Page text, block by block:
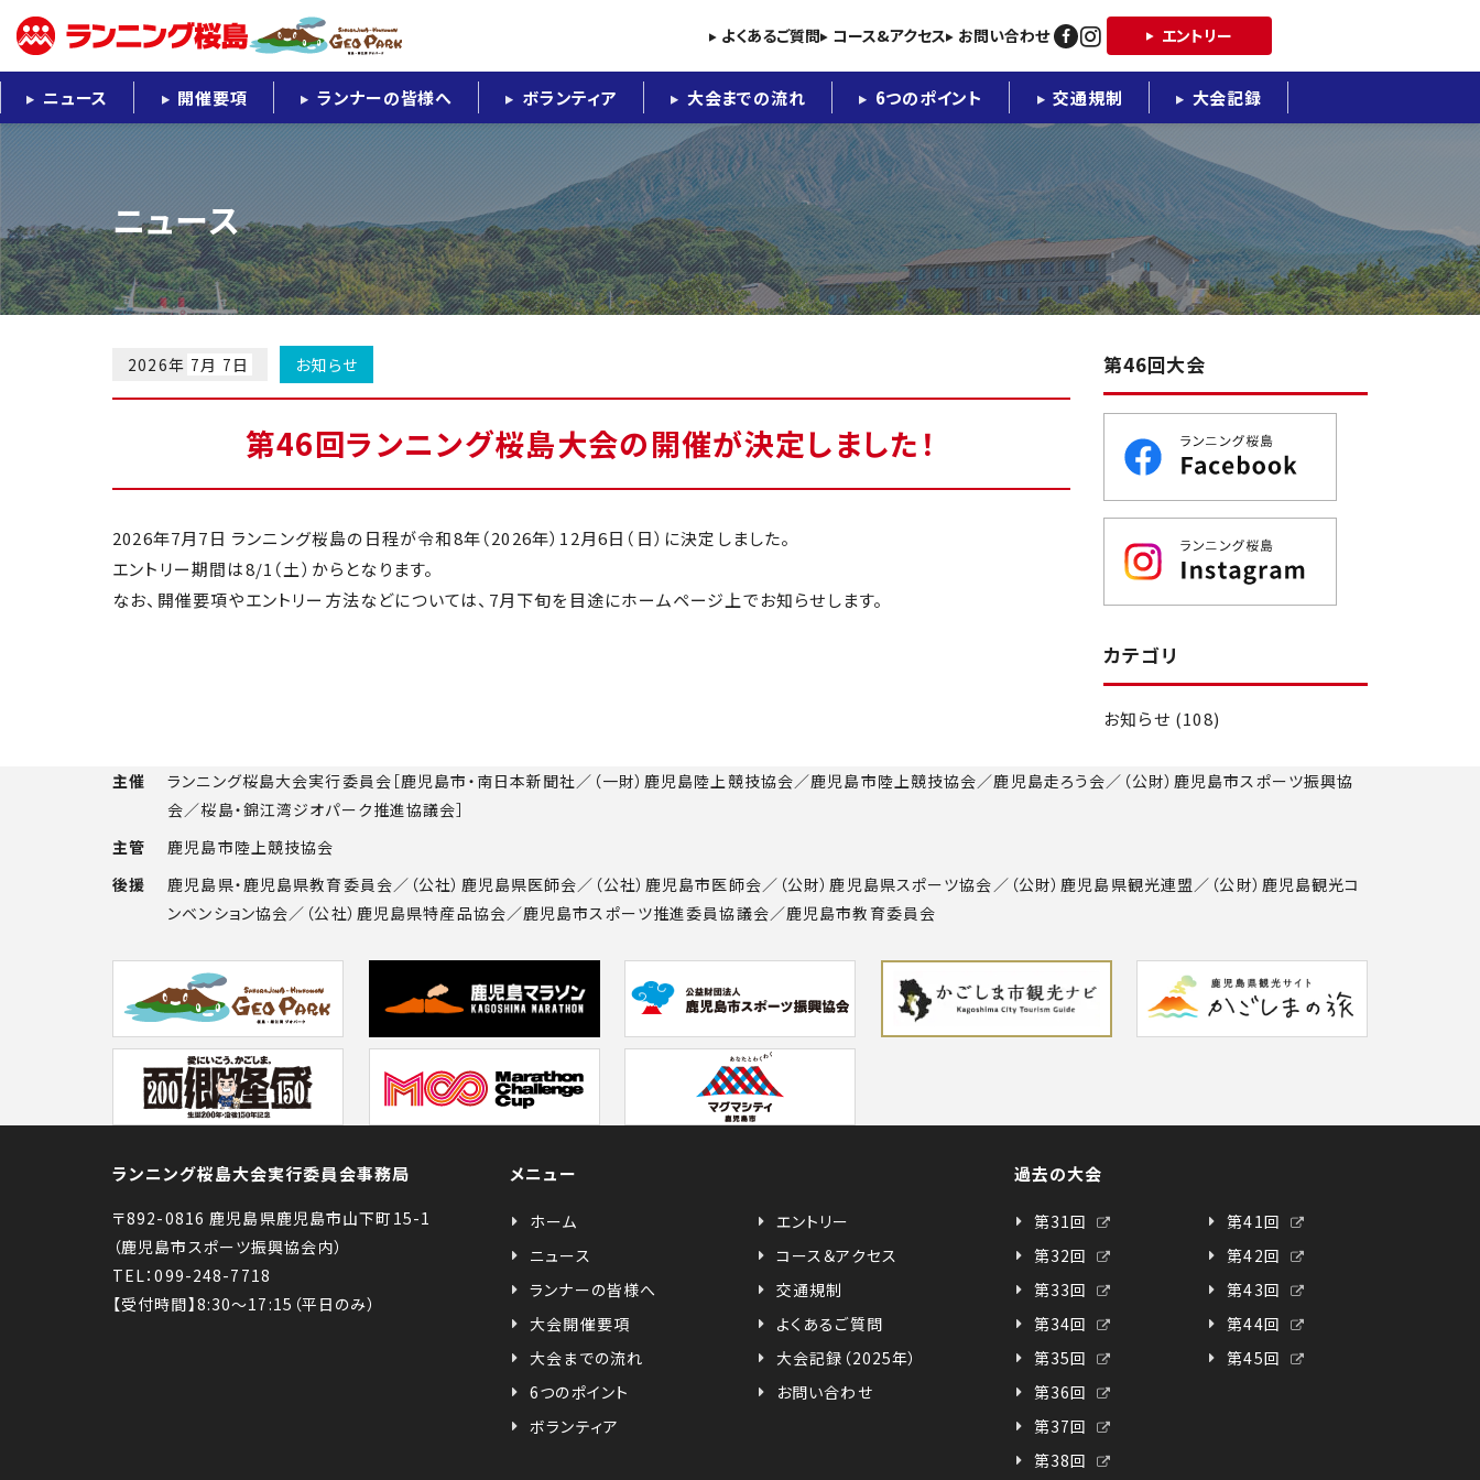
よくあるご質問 コース&アクセス お問い合わせ エントリー
ニュース 開催要項 ランナーの皆様へ ボランティア 大会までの流れ 6つのポイント 交通規制 大会記録
ニュース
2026年 7月 7日 お知らせ
第46回ランニング桜島大会の開催が決定しました！
2026年7月7日 ランニング桜島の日程が令和8年（2026年）12月6日（日）に決定しました。
エントリー期間は8/1（土）からとなります。
なお、開催要項やエントリー方法などについては、7月下旬を目途にホームページ上でお知らせします。
第46回大会
カテゴリ
お知らせ (108)
主催
ランニング桜島大会実行委員会［鹿児島市・南日本新聞社／（一財）鹿児島陸上競技協会／鹿児島市陸上競技協会／鹿児島走ろう会／（公財）鹿児島市スポーツ振興協
会／桜島・錦江湾ジオパーク推進協議会］
主管
鹿児島市陸上競技協会
後援
鹿児島県・鹿児島県教育委員会／（公社）鹿児島県医師会／（公社）鹿児島市医師会／（公財）鹿児島県スポーツ協会／（公財）鹿児島県観光連盟／（公財）鹿児島観光コ
ンベンション協会／（公社）鹿児島県特産品協会／鹿児島市スポーツ推進委員協議会／鹿児島市教育委員会
ランニング桜島大会実行委員会事務局
〒892-0816 鹿児島県鹿児島市山下町15-1
（鹿児島市スポーツ振興協会内）
TEL：099-248-7718
【受付時間】8:30〜17:15（平日のみ）
メニュー
ホーム
ニュース
ランナーの皆様へ
大会開催要項
大会までの流れ
6つのポイント
ボランティア
エントリー
コース＆アクセス
交通規制
よくあるご質問
大会記録（2025年）
お問い合わせ
過去の大会
第31回
第32回
第33回
第34回
第35回
第36回
第37回
第38回
第41回
第42回
第43回
第44回
第45回